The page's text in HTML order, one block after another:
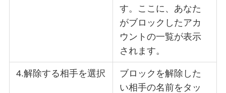
す。ここに、あなた
がブロックしたアカ
ウントの一覧が表示
されます。
4.解除する相手を選択
ブロックを解除した
い相手の名前をタッ